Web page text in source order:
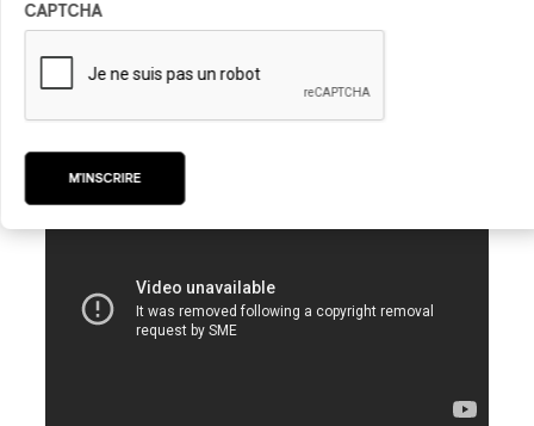
Pour boucler la boucle, nous retournons à Pompéi
pour la deuxième partie de
visionnement!
EchoesPt. 2
CAPTCHA
M'INSCRIRE